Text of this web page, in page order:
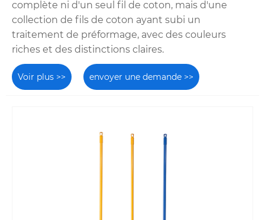
complète ni d'un seul fil de coton, mais d'une
collection de fils de coton ayant subi un
traitement de préformage, avec des couleurs
riches et des distinctions claires.
Voir plus >> envoyer une demande >>